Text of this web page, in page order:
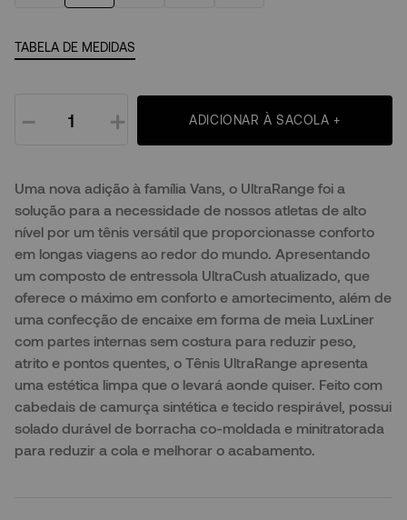
TABELA DE MEDIDAS
＋
－ ADICIONAR À SACOLA +
Uma nova adição à família Vans, o UltraRange foi a
solução para a necessidade de nossos atletas de alto
nível por um tênis versátil que proporcionasse conforto
em longas viagens ao redor do mundo. Apresentando
um composto de entressola UltraCush atualizado, que
oferece o máximo em conforto e amortecimento, além de
uma confecção de encaixe em forma de meia LuxLiner
com partes internas sem costura para reduzir peso,
atrito e pontos quentes, o Tênis UltraRange apresenta
uma estética limpa que o levará aonde quiser. Feito com
cabedais de camurça sintética e tecido respirável, possui
solado durável de borracha co-moldada e minitratorada
para reduzir a cola e melhorar o acabamento.